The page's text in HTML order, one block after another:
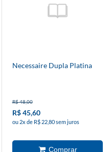
Necessaire Dupla Platina
R$ 48,00
R$ 45,60
ou 2x de R$ 22,80 sem juros